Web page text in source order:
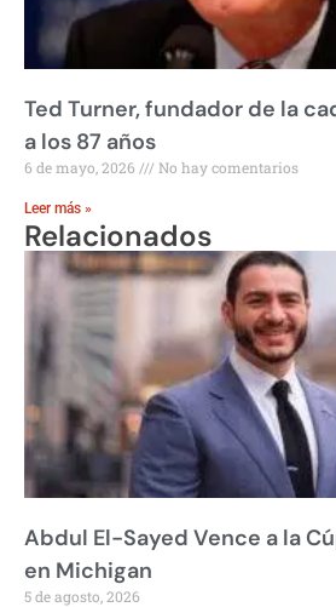
Ted Turner, fundador de la
a los 87 años
6 de mayo, 2026 No hay comentarios
Leer más »
Relacionados
Abdul El-Sayed Vence a la
en Michigan
5 de agosto, 2026